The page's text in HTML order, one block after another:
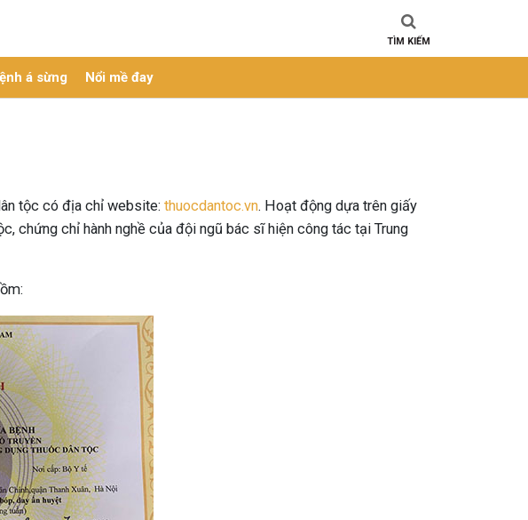
TÌM KIẾM
á sừng Nổi mề đay
tộc có địa chỉ website: thuocdantoc.vn. Hoạt động dựa trên giấy
chứng chỉ hành nghề của đội ngũ bác sĩ hiện công tác tại Trung